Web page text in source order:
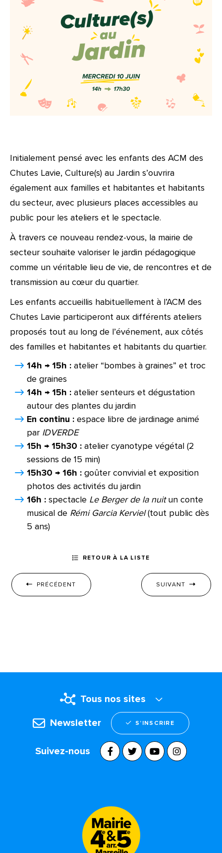
Initialement pensé avec les enfants des ACM des
Chutes Lavie, Culture(s) au Jardin s’ouvrira
également aux familles et habitantes et habitants
du secteur, avec plusieurs places accessibles au
public pour les ateliers et le spectacle.
À travers ce nouveau rendez-vous, la mairie de
secteur souhaite valoriser le jardin pédagogique
comme un véritable lieu de vie, de rencontres et de
transmission au cœur du quartier.
Les enfants accueillis habituellement à l’ACM des
Chutes Lavie participeront aux différents ateliers
proposés tout au long de l’événement, aux côtés
des familles et habitantes et habitants du quartier.
14h → 15h : atelier “bombes à graines” et troc
de graines
14h → 15h : atelier senteurs et dégustation
autour des plantes du jardin
En continu : espace libre de jardinage animé
par IDVERDE
15h → 15h30 : atelier cyanotype végétal (2
sessions de 15 min)
15h30 → 16h : goûter convivial et exposition
photos des activités du jardin
16h : spectacle Le Berger de la nuitun conte
musical de Rémi Garcia Kerviel(tout public dès
5 ans)
PRÉCÉDENT
RETOUR À LA LISTE
SUIVANT
Tous nos sites
Newsletter S’INSCRIRE
Suivez-nous